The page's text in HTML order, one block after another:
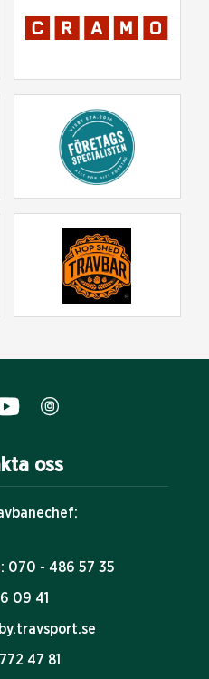
oss
070 - 486 57 35
09 41
47 81